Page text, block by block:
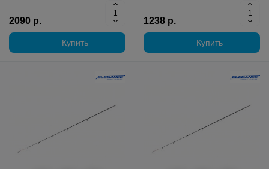
2090 р.
Купить
1238 р.
Купить